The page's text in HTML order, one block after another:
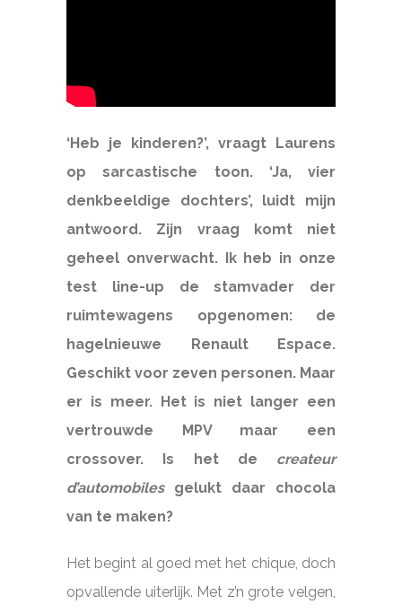
‘Heb je kinderen?’, vraagt Laurens
op sarcastische toon. ‘Ja, vier
denkbeeldige dochters’, luidt mijn
antwoord. Zijn vraag komt niet
geheel onverwacht. Ik heb in onze
test line-up de stamvader der
ruimtewagens opgenomen: de
hagelnieuwe Renault Espace.
Geschikt voor zeven personen. Maar
er is meer. Het is niet langer een
vertrouwde MPV maar een
crossover. Is het de createur
d’automobilesgelukt daar chocola
van te maken?
Het begint al goed met het chique, doch
opvallende uiterlijk. Met z’n grote velgen,